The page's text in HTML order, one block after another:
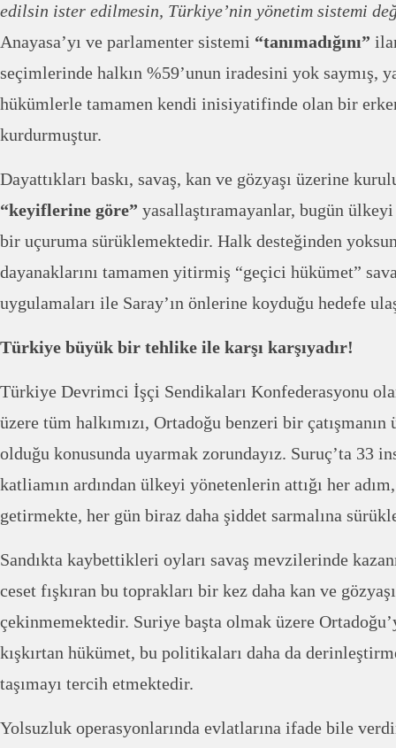
edilsin ister edilmesin, Türkiye’nin yönetim sistemi
Anayasa’yı ve parlamenter sistemi “tanımadığını”
seçimlerinde halkın %59’unun iradesini yok saymış,
hükümlerle tamamen kendi inisiyatifinde olan bir
kurdurmuştur.
Dayattıkları baskı, savaş, kan ve gözyaşı üzerine
“keyiflerine göre” yasallaştıramayanlar, bugün
bir uçuruma sürüklemektedir. Halk desteğinden
dayanaklarını tamamen yitirmiş “geçici hükümet”
uygulamaları ile Saray’ın önlerine koyduğu hedefe
Türkiye büyük bir tehlike ile karşı karşıyadır!
Türkiye Devrimci İşçi Sendikaları Konfederasyonu
üzere tüm halkımızı, Ortadoğu benzeri bir
olduğu konusunda uyarmak zorundayız. Suruç’ta 33
katliamın ardından ülkeyi yönetenlerin attığı her
getirmekte, her gün biraz daha şiddet sarmalına
Sandıkta kaybettikleri oyları savaş mevzilerinde
ceset fışkıran bu toprakları bir kez daha kan ve
çekinmemektedir. Suriye başta olmak üzere
kışkırtan hükümet, bu politikaları daha da
taşımayı tercih etmektedir.
Yolsuzluk operasyonlarında evlatlarına ifade bile